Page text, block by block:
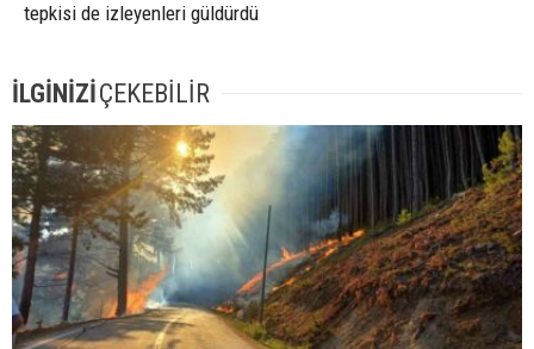
tepkisi de izleyenleri güldürdü
İLGİNİZİÇEKEBİLİR